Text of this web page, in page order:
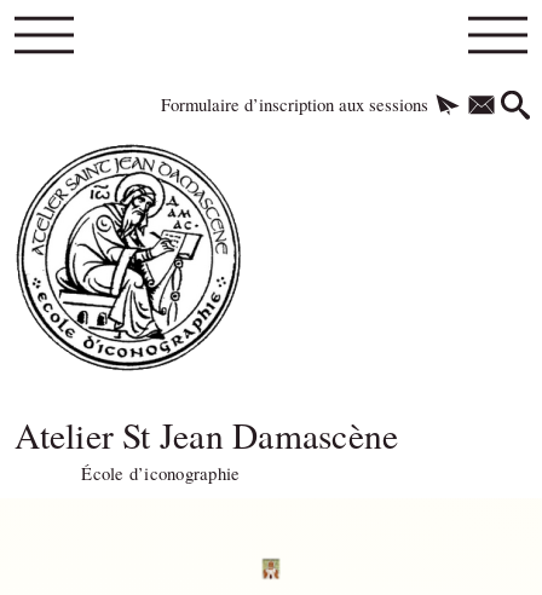
Formulaire d’inscription aux sessions
Atelier St Jean Damascène
École d’iconographie